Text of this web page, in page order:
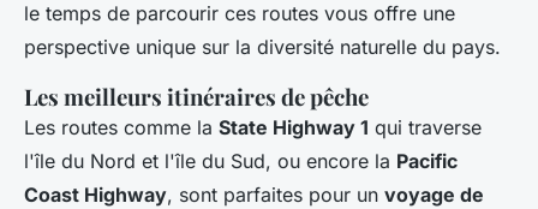
le temps de parcourir ces routes vous offre une
perspective unique sur la diversité naturelle du pays.
Les meilleurs itinéraires de pêche
Les routes comme la State Highway 1 qui traverse
l'île du Nord et l'île du Sud, ou encore la Pacific
Coast Highway, sont parfaites pour un voyage de